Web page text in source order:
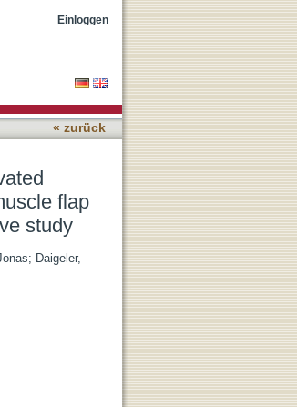
latissimus
Einloggen
« zurück
flap
study
; Daigeler,